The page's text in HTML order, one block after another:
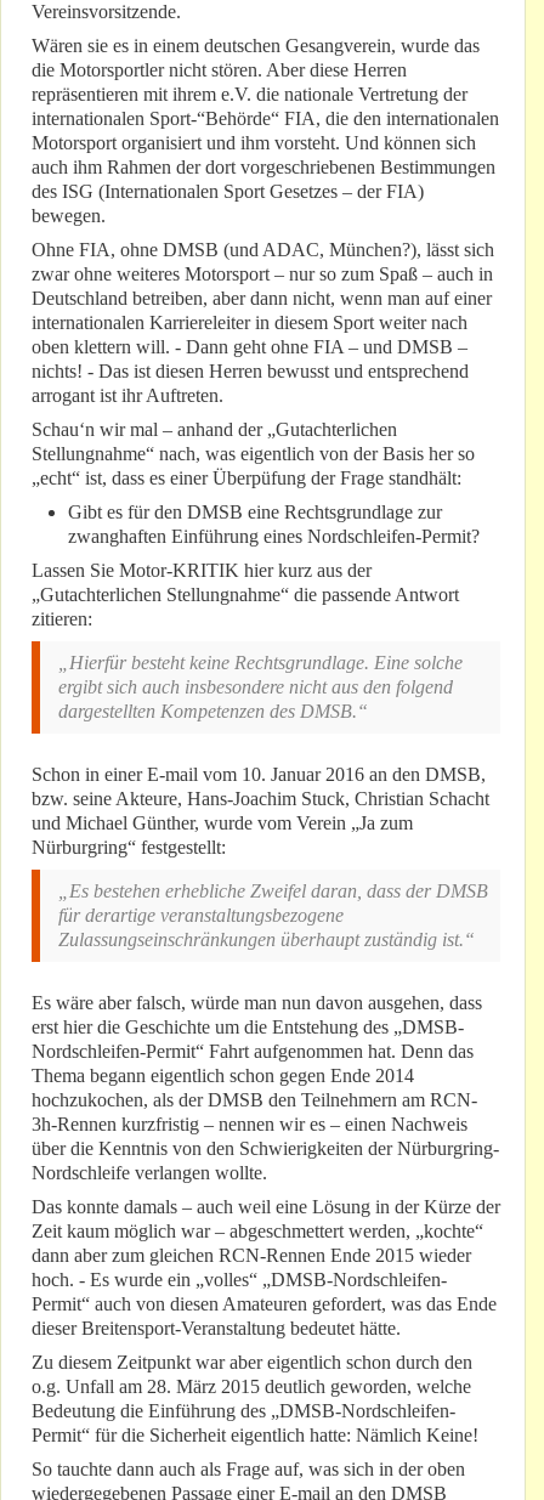
Vereinsvorsitzende.
Wären sie es in einem deutschen Gesangverein, wurde das
die Motorsportler nicht stören. Aber diese Herren
repräsentieren mit ihrem e.V. die nationale Vertretung der
internationalen Sport-“Behörde“ FIA, die den internationalen
Motorsport organisiert und ihm vorsteht. Und können sich
auch ihm Rahmen der dort vorgeschriebenen Bestimmungen
des ISG (Internationalen Sport Gesetzes – der FIA)
bewegen.
Ohne FIA, ohne DMSB (und ADAC, München?), lässt sich
zwar ohne weiteres Motorsport – nur so zum Spaß – auch in
Deutschland betreiben, aber dann nicht, wenn man auf einer
internationalen Karriereleiter in diesem Sport weiter nach
oben klettern will. - Dann geht ohne FIA – und DMSB –
nichts! - Das ist diesen Herren bewusst und entsprechend
arrogant ist ihr Auftreten.
Schau‘n wir mal – anhand der „Gutachterlichen
Stellungnahme“ nach, was eigentlich von der Basis her so
„echt“ ist, dass es einer Überpüfung der Frage standhält:
Gibt es für den DMSB eine Rechtsgrundlage zur
zwanghaften Einführung eines Nordschleifen-Permit?
Lassen Sie Motor-KRITIK hier kurz aus der
„Gutachterlichen Stellungnahme“ die passende Antwort
zitieren:
„Hierfür besteht keine Rechtsgrundlage. Eine solche
ergibt sich auch insbesondere nicht aus den folgend
dargestellten Kompetenzen des DMSB.“
Schon in einer E-mail vom 10. Januar 2016 an den DMSB,
bzw. seine Akteure, Hans-Joachim Stuck, Christian Schacht
und Michael Günther, wurde vom Verein „Ja zum
Nürburgring“ festgestellt:
„Es bestehen erhebliche Zweifel daran, dass der DMSB
für derartige veranstaltungsbezogene
Zulassungseinschränkungen überhaupt zuständig ist.“
Es wäre aber falsch, würde man nun davon ausgehen, dass
erst hier die Geschichte um die Entstehung des „DMSB-
Nordschleifen-Permit“ Fahrt aufgenommen hat. Denn das
Thema begann eigentlich schon gegen Ende 2014
hochzukochen, als der DMSB den Teilnehmern am RCN-
3h-Rennen kurzfristig – nennen wir es – einen Nachweis
über die Kenntnis von den Schwierigkeiten der Nürburgring-
Nordschleife verlangen wollte.
Das konnte damals – auch weil eine Lösung in der Kürze der
Zeit kaum möglich war – abgeschmettert werden, „kochte“
dann aber zum gleichen RCN-Rennen Ende 2015 wieder
hoch. - Es wurde ein „volles“ „DMSB-Nordschleifen-
Permit“ auch von diesen Amateuren gefordert, was das Ende
dieser Breitensport-Veranstaltung bedeutet hätte.
Zu diesem Zeitpunkt war aber eigentlich schon durch den
o.g. Unfall am 28. März 2015 deutlich geworden, welche
Bedeutung die Einführung des „DMSB-Nordschleifen-
Permit“ für die Sicherheit eigentlich hatte: Nämlich Keine!
So tauchte dann auch als Frage auf, was sich in der oben
wiedergegebenen Passage einer E-mail an den DMSB